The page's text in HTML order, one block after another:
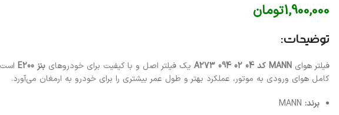
1,900,000تومان
توضیحات:
فیلتر هوایMANN کد A273 094 02 04 یک فیلتر اصل و با کیفیت برای خودروهایبنز E200
کامل هوای ورودی به موتور، عملکرد بهتر و طول عمر بیشتری را برای خودرو به ارمغان می‌آورد.
برند: